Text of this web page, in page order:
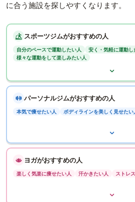
に合う施設を探しやすくなります。
スポーツジムがおすすめの人
自分のペースで運動したい人
安く・気軽に運動し
様々な運動をして楽しみたい人
パーソナルジムがおすすめの人
本気で痩せたい人 ボディラインを美しく見せたい
ヨガがおすすめの人
楽しく気楽に痩せたい人 汗かきたい人 ストレ